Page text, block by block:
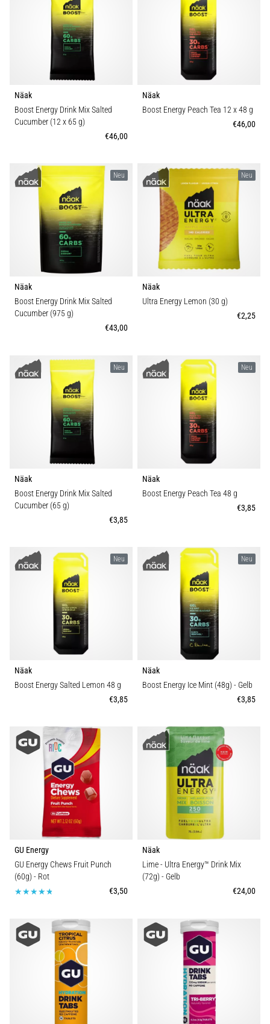
Knieschmerzen
jeden
Läufer
mindestens
egal
Hobbysportler
5. 8. 2026
Plantarfasziitis:
Symptome,
Ursachen
Behandlung
oder
nach
dem
Fersenschmerzen?
Eine
Alle
Artikel
Näak
Boost Energy Drink Mix Salted
Cucumber (12 x 65 g)
€46,00
Näak
Boost Energy Peach Tea 12 x 48 g
€46,00
Neu
Näak
Boost Energy Drink Mix Salted
Cucumber (975 g)
€43,00
Neu
Näak
Ultra Energy Lemon (30 g)
€2,25
Neu
Näak
Boost Energy Drink Mix Salted
Cucumber (65 g)
€3,85
Neu
Näak
Boost Energy Peach Tea 48 g
€3,85
Neu
Näak
Boost Energy Salted Lemon 48 g
€3,85
Neu
Näak
Boost Energy Ice Mint (48g)- Gelb
€3,85
GU Energy
GU Energy Chews Fruit Punch
(60g)- Rot
€3,50
Näak
Lime - Ultra Energy™ Drink Mix
(72g)- Gelb
€24,00